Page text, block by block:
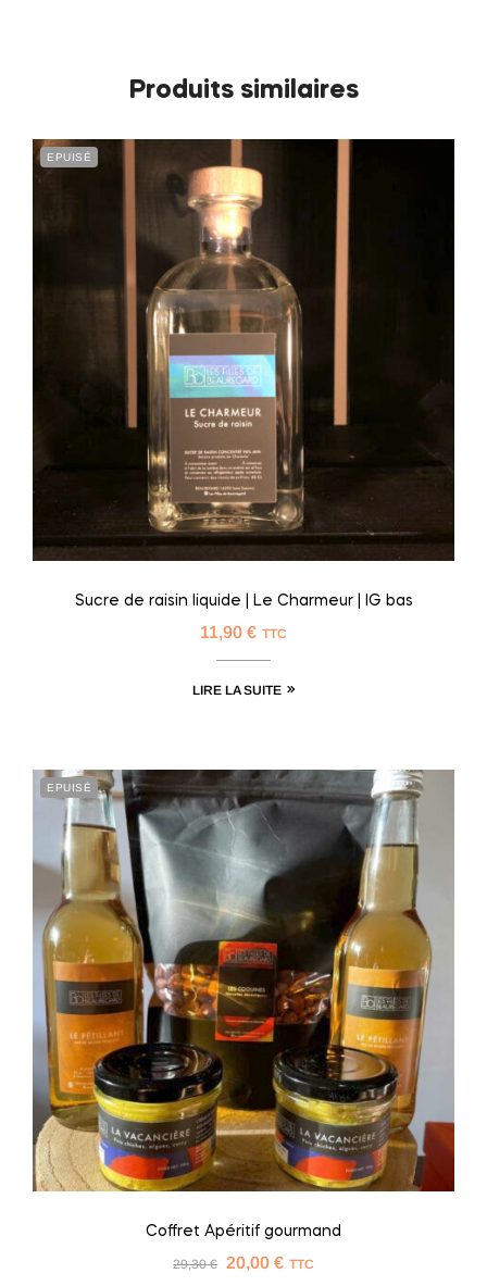
Produits similaires
EPUISÉ
Sucre de raisin liquide | Le Charmeur | IG bas
11,90 € TTC
LIRE LA SUITE
EPUISÉ
Coffret Apéritif gourmand
29,30€ 20,00 € TTC